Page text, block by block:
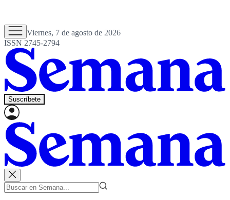
Viernes, 7 de agosto de 2026
ISSN 2745-2794
Suscríbete